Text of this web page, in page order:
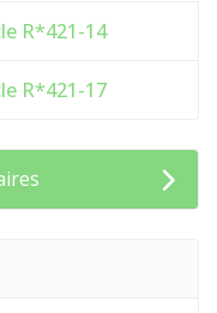
R*421-14
R*421-17